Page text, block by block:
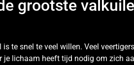
grootste
is te snel te veel willen. Veel
je lichaam heeft tijd nodig om zich